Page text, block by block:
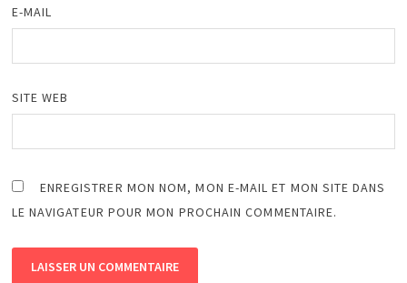
E-MAIL
SITE WEB
ENREGISTRER MON NOM, MON E-MAIL ET MON SITE DANS
LE NAVIGATEUR POUR MON PROCHAIN COMMENTAIRE.